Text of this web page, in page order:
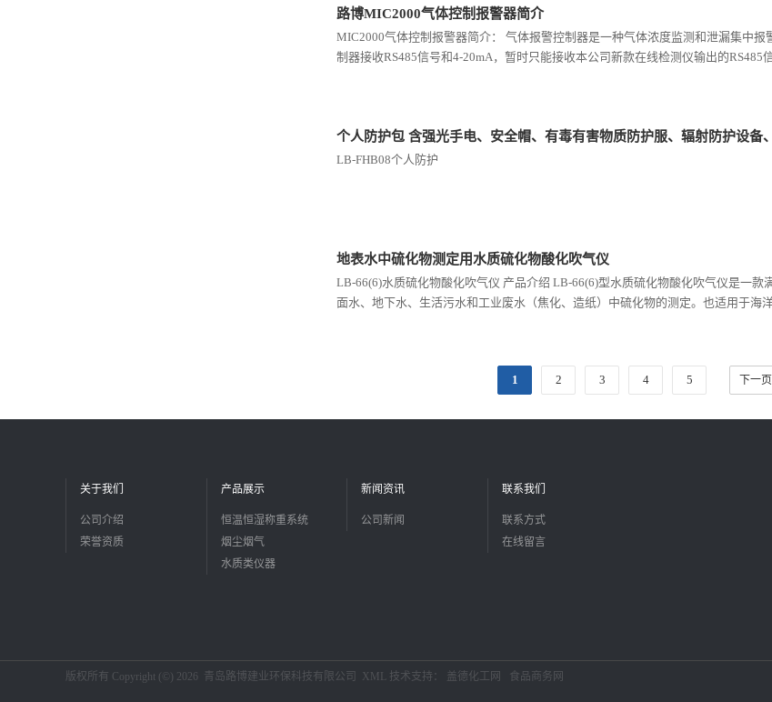
路博MIC2000气体控制报警器简介
MIC2000气体控制报警器简介： 气体报警控制器是一种气体浓度监测和泄漏集中
制器接收RS485信号和4-20mA，暂时只能接收本公司新款在线检测仪输出的RS485信
个人防护包 含强光手电、安全帽、有毒有害物质防护服、辐射防护设备
LB-FHB08个人防护
地表水中硫化物测定用水质硫化物酸化吹气仪
LB-66(6)水质硫化物酸化吹气仪 产品介绍 LB-66(6)型水质硫化物酸化吹气仪是一
面水、地下水、生活污水和工业废水（焦化、造纸）中硫化物的测定。也适用于海洋
1 2 3 4 5 下一
关于我们
公司介绍
荣誉资质
产品展示
恒温恒湿称重系统
烟尘烟气
水质类仪器
新闻资讯
公司新闻
联系我们
联系方式
在线留言
版权所有 Copyright (©) 2026 青岛路博建业环保科技有限公司 XML 技术支持： 盖德化工网 食品商务网